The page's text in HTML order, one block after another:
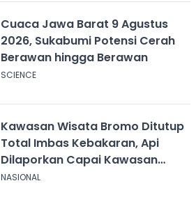
Cuaca Jawa Barat 9 Agustus
2026, Sukabumi Potensi Cerah
Berawan hingga Berawan
SCIENCE
Kawasan Wisata Bromo Ditutup
Total Imbas Kebakaran, Api
Dilaporkan Capai Kawasan
Sabana
NASIONAL